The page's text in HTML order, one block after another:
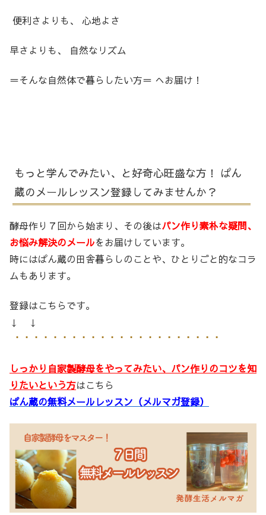
便利さよりも、 心地よさ
早さよりも、 自然なリズム
＝そんな自然体で暮らしたい方＝ へお届け！
もっと学んでみたい、と好奇心旺盛な方！ ぱん
蔵のメールレッスン登録してみませんか？
酵母作り７回から始まり、その後はパン作り素朴な疑問、
お悩み解決のメールをお届けしています。
時にはぱん蔵の田舎暮らしのことや、ひとりごと的なコラ
ムもあります。
登録はこちらです。
↓ ↓
しっかり自家製酵母をやってみたい、パン作りのコツを知
りたいという方はこちら
ぱん蔵の無料メールレッスン（メルマガ登録）